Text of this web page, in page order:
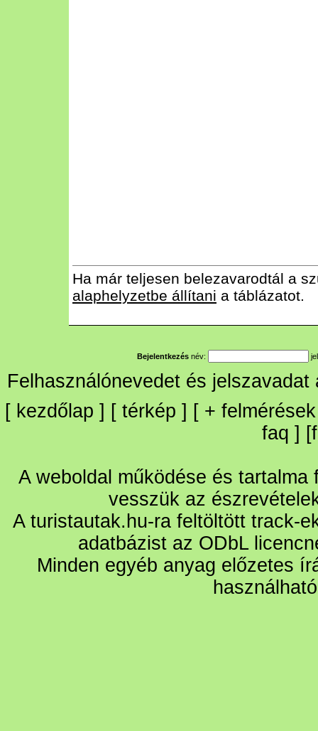
Ha már teljesen belezavarodtál a
alaphelyzetbe állítani a táblázatot.
Bejelentkezés név:
Felhasználónevedet és
[ kezdőlap ] [ térkép ] [ + felmérések
faq ] [
A weboldal működése és
vesszük az
A turistautak.hu-ra feltöltött track-
adatbázist az ODbL
Minden egyéb anyag előzetes